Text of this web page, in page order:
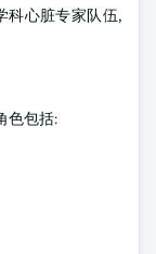
科心脏专家队伍,
色包括: